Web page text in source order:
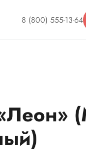
8 (800) 555-13-64